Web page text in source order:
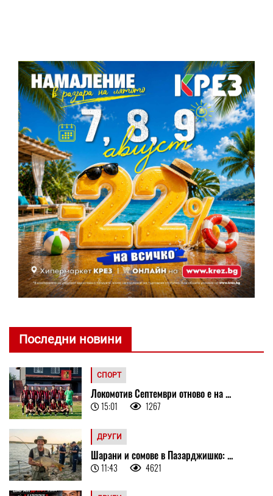
Последни новини
СПОРТ
Локомотив Септември отново е на ...
15:01 1267
ДРУГИ
Шарани и сомове в Пазарджишко: ...
11:43 4621